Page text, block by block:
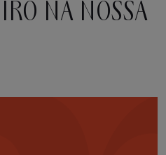
NA NOSSA